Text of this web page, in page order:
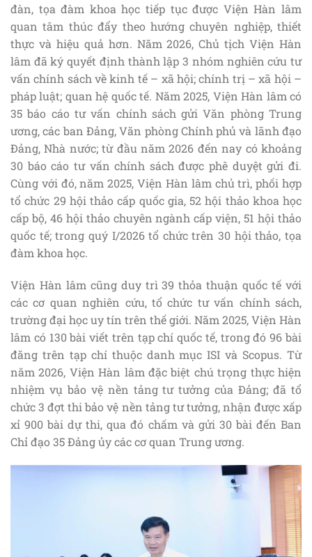
đàn, tọa đàm khoa học tiếp tục được Viện Hàn lâm
quan tâm thúc đẩy theo hướng chuyên nghiệp, thiết
thực và hiệu quả hơn. Năm 2026, Chủ tịch Viện Hàn
lâm đã ký quyết định thành lập 3 nhóm nghiên cứu tư
vấn chính sách về kinh tế – xã hội; chính trị – xã hội –
pháp luật; quan hệ quốc tế. Năm 2025, Viện Hàn lâm có
35 báo cáo tư vấn chính sách gửi Văn phòng Trung
ương, các ban Đảng, Văn phòng Chính phủ và lãnh đạo
Đảng, Nhà nước; từ đầu năm 2026 đến nay có khoảng
30 báo cáo tư vấn chính sách được phê duyệt gửi đi.
Cùng với đó, năm 2025, Viện Hàn lâm chủ trì, phối hợp
tổ chức 29 hội thảo cấp quốc gia, 52 hội thảo khoa học
cấp bộ, 46 hội thảo chuyên ngành cấp viện, 51 hội thảo
quốc tế; trong quý I/2026 tổ chức trên 30 hội thảo, tọa
đàm khoa học.
Viện Hàn lâm cũng duy trì 39 thỏa thuận quốc tế với
các cơ quan nghiên cứu, tổ chức tư vấn chính sách,
trường đại học uy tín trên thế giới. Năm 2025, Viện Hàn
lâm có 130 bài viết trên tạp chí quốc tế, trong đó 96 bài
đăng trên tạp chí thuộc danh mục ISI và Scopus. Từ
năm 2026, Viện Hàn lâm đặc biệt chú trọng thực hiện
nhiệm vụ bảo vệ nền tảng tư tưởng của Đảng; đã tổ
chức 3 đợt thi bảo vệ nền tảng tư tưởng, nhận được xấp
xỉ 900 bài dự thi, qua đó chấm và gửi 30 bài đến Ban
Chỉ đạo 35 Đảng ủy các cơ quan Trung ương.